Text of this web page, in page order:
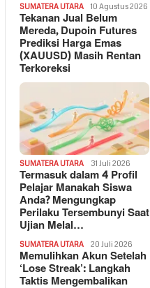
SUMATERA UTARA 10 Agustus 2026
Tekanan Jual Belum
Mereda, Dupoin Futures
Prediksi Harga Emas
(XAUUSD) Masih Rentan
Terkoreksi
SUMATERA UTARA 31 Juli 2026
Termasuk dalam 4 Profil
Pelajar Manakah Siswa
Anda? Mengungkap
Perilaku Tersembunyi Saat
Ujian Melal…
SUMATERA UTARA 20 Juli 2026
Memulihkan Akun Setelah
‘Lose Streak’: Langkah
Taktis Mengembalikan